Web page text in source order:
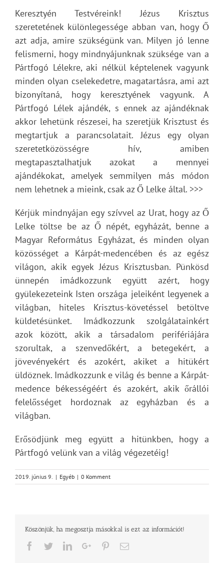
Keresztyén Testvéreink! Jézus Krisztus
szeretetének különlegessége abban van, hogy Ő
azt adja, amire szükségünk van. Milyen jó lenne
felismerni, hogy mindnyájunknak szüksége van a
Pártfogó Lélekre, aki nélkül képtelenek vagyunk
minden olyan cselekedetre, magatartásra, ami azt
bizonyítaná, hogy keresztyének vagyunk. A
Pártfogó Lélek ajándék, s ennek az ajándéknak
akkor lehetünk részesei, ha szeretjük Krisztust és
megtartjuk a parancsolatait. Jézus egy olyan
szeretetközösségre hív, amiben
megtapasztalhatjuk azokat a mennyei
ajándékokat, amelyek semmilyen más módon
nem lehetnek a mieink, csak az Ő Lelke által. >>>
Kérjük mindnyájan egy szívvel az Urat, hogy az Ő
Lelke töltse be az Ő népét, egyházát, benne a
Magyar Református Egyházat, és minden olyan
közösséget a Kárpát-medencében és az egész
világon, akik egyek Jézus Krisztusban. Pünkösd
ünnepén imádkozzunk együtt azért, hogy
gyülekezeteink Isten országa jeleiként legyenek a
világban, hiteles Krisztus-követéssel betöltve
küldetésünket. Imádkozzunk szolgálatainkért
azok között, akik a társadalom perifériájára
szorultak, a szenvedőkért, a betegekért, a
jövevényekért és azokért, akiket a hitükért
üldöznek. Imádkozzunk e világ és benne a Kárpát-
medence békességéért és azokért, akik őrállói
felelősséget hordoznak az egyházban és a
világban.
Erősödjünk meg együtt a hitünkben, hogy a
Pártfogó velünk van a világ végezetéig!
2019. június 9. | Egyéb | 0 Komment
Köszönjük, ha megosztja másokkal is ezt az információt!
Facebook
TwitterLinkedInGoogle+PinterestEmail